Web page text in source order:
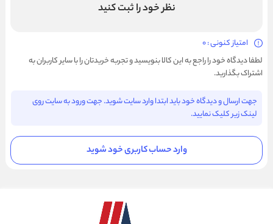
نظر خود را ثبت کنید
امتیاز کنونی : 0
لطفا دیدگاه خود را راجع به این کالا بنویسید و تجربه خریدتان را با سایر کاربران به
اشتراک بگذارید.
جهت ارسال و دیدگاه خود باید ابتدا وارد سایت شوید. جهت ورود به سایت روی
لینک زیر کلیک نمایید.
وارد حساب کاربری خود شوید